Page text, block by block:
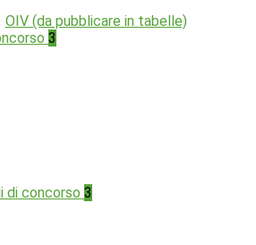
OIV (da pubblicare in tabelle)
3
di concorso 3